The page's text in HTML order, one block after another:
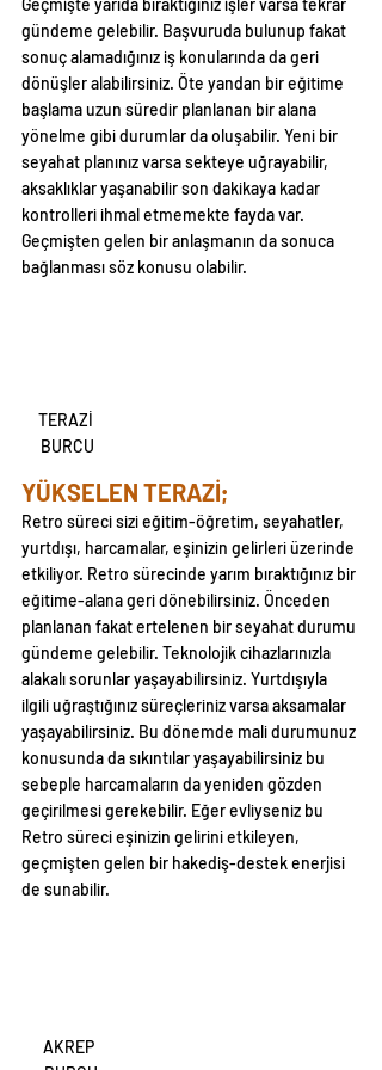
Geçmişte yarıda bıraktığınız işler varsa tekrar
gündeme gelebilir. Başvuruda bulunup fakat
sonuç alamadığınız iş konularında da geri
dönüşler alabilirsiniz. Öte yandan bir eğitime
başlama uzun süredir planlanan bir alana
yönelme gibi durumlar da oluşabilir. Yeni bir
seyahat planınız varsa sekteye uğrayabilir,
aksaklıklar yaşanabilir son dakikaya kadar
kontrolleri ihmal etmemekte fayda var.
Geçmişten gelen bir anlaşmanın da sonuca
bağlanması söz konusu olabilir.
TERAZİ
BURCU
YÜKSELEN TERAZİ;
Retro süreci sizi eğitim-öğretim, seyahatler,
yurtdışı, harcamalar, eşinizin gelirleri üzerinde
etkiliyor. Retro sürecinde yarım bıraktığınız bir
eğitime-alana geri dönebilirsiniz. Önceden
planlanan fakat ertelenen bir seyahat durumu
gündeme gelebilir. Teknolojik cihazlarınızla
alakalı sorunlar yaşayabilirsiniz. Yurtdışıyla
ilgili uğraştığınız süreçleriniz varsa aksamalar
yaşayabilirsiniz. Bu dönemde mali durumunuz
konusunda da sıkıntılar yaşayabilirsiniz bu
sebeple harcamaların da yeniden gözden
geçirilmesi gerekebilir. Eğer evliyseniz bu
Retro süreci eşinizin gelirini etkileyen,
geçmişten gelen bir hakediş-destek enerjisi
de sunabilir.
AKREP